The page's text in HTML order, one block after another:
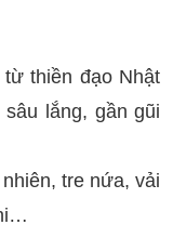
thiền đạo Nhật
lắng, gần gũi
tre nứa, vải